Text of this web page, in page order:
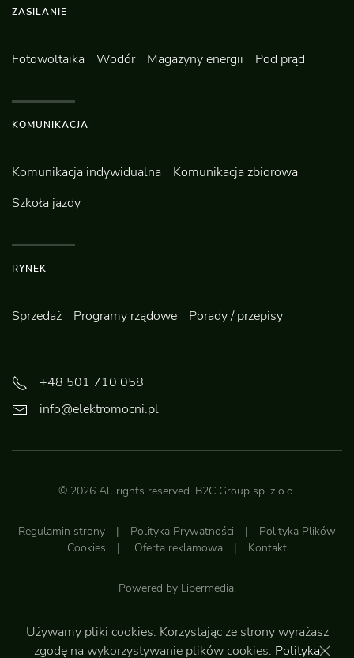
ZASILANIE
Fotowoltaika Wodór Magazyny energii Pod prąd
KOMUNIKACJA
Komunikacja indywidualna
Komunikacja zbiorowa
Szkoła jazdy
RYNEK
Sprzedaż Programy rządowe Porady / przepisy
+48 501 710 058
info@elektromocni.pl
© 2026 All rights reserved. B2C Group sp. z o.o.
Regulamin strony | Polityka Prywatności | Polityka Plików
Cookies | Oferta reklamowa | Kontakt
Powered by Libermedia.
Do góry
Używamy pliki cookies. Korzystając ze strony wyrażasz
zgodę na wykorzystywanie plików cookies. Polityka